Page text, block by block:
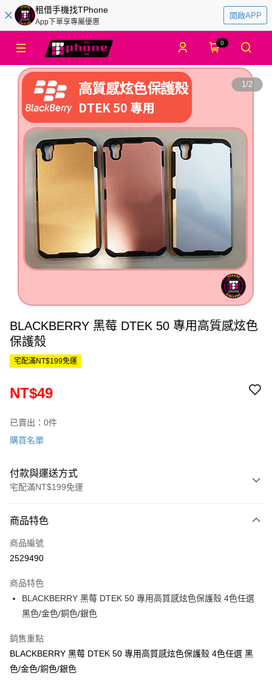
租借手機找TPhone
App下單享專屬優惠
開啟APP
0
1/2
BLACKBERRY 黑莓 DTEK 50 專用高質感炫色
保護殼
宅配滿NT$199免運
NT$49
已賣出：0件
購買名單
付款與運送方式
宅配滿NT$199免運
信用卡一次付款
LINE Pay
悠遊付
ATM付款
便利帶 2~3工作天(國定假日無配送)
商品特色
商品編號
2529490
商品特色
BLACKBERRY 黑莓 DTEK 50 專用高質感炫色保護殼 4色任選
黑色/金色/銅色/銀色
銷售重點
BLACKBERRY 黑莓 DTEK 50 專用高質感炫色保護殼 4色任選 黑
色/金色/銅色/銀色